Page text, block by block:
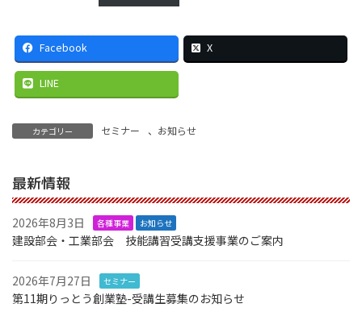
Facebook X
LINE
カテゴリー セミナー 、 お知らせ
最新情報
2026年8月3日 各種事業 お知らせ
建設部会・工業部会 技能講習受講支援事業のご案内
2026年7月27日 セミナー
第11期りっとう創業塾-受講生募集のお知らせ